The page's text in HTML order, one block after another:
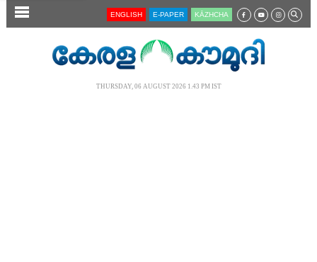
SECTIONS ENGLISH E-PAPER KĀZHCHA
THURSDAY, 06 AUGUST 2026 1.43 PM IST